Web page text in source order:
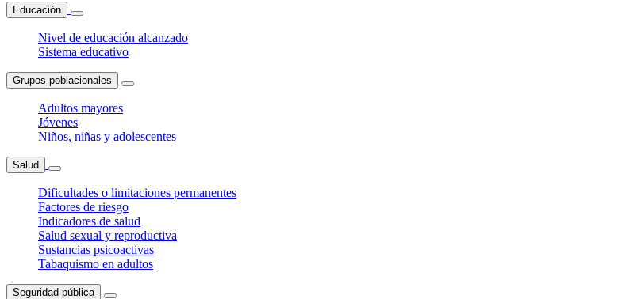
Educación
Nivel de educación alcanzado
Sistema educativo
Grupos poblacionales
Adultos mayores
Jóvenes
Niños, niñas y adolescentes
Salud
Dificultades o limitaciones permanentes
Factores de riesgo
Indicadores de salud
Salud sexual y reproductiva
Sustancias psicoactivas
Tabaquismo en adultos
Seguridad pública